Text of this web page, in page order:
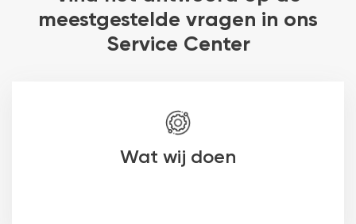
meestgestelde vragen in ons
Service Center
Wat wij doen